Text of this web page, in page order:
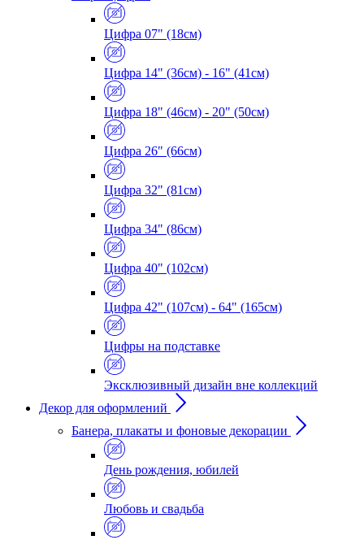
Цифра 07" (18см)
Цифра 14" (36см) - 16" (41см)
Цифра 18" (46см) - 20" (50см)
Цифра 26" (66см)
Цифра 32" (81см)
Цифра 34" (86см)
Цифра 40" (102см)
Цифра 42" (107см) - 64" (165см)
Цифры на подставке
Эксклюзивный дизайн вне коллекций
Декор для оформлений
Банера, плакаты и фоновые декорации
День рождения, юбилей
Любовь и свадьба